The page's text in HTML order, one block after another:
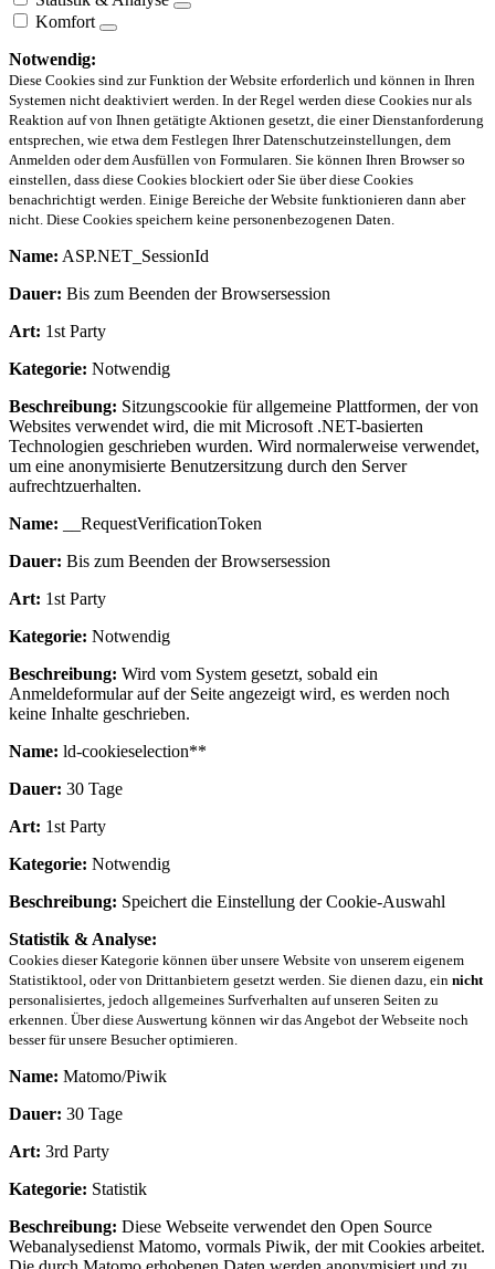
Komfort
Notwendig:
Diese Cookies sind zur Funktion der Website erforderlich und können in Ihren
Systemen nicht deaktiviert werden. In der Regel werden diese Cookies nur als
Reaktion auf von Ihnen getätigte Aktionen gesetzt, die einer Dienstanforderung
entsprechen, wie etwa dem Festlegen Ihrer Datenschutzeinstellungen, dem
Anmelden oder dem Ausfüllen von Formularen. Sie können Ihren Browser so
einstellen, dass diese Cookies blockiert oder Sie über diese Cookies
benachrichtigt werden. Einige Bereiche der Website funktionieren dann aber
nicht. Diese Cookies speichern keine personenbezogenen Daten.
Name: ASP.NET_SessionId
Dauer: Bis zum Beenden der Browsersession
Art: 1st Party
Kategorie: Notwendig
Beschreibung: Sitzungscookie für allgemeine Plattformen, der von
Websites verwendet wird, die mit Microsoft .NET-basierten
Technologien geschrieben wurden. Wird normalerweise verwendet,
um eine anonymisierte Benutzersitzung durch den Server
aufrechtzuerhalten.
Name: __RequestVerificationToken
Dauer: Bis zum Beenden der Browsersession
Art: 1st Party
Kategorie: Notwendig
Beschreibung: Wird vom System gesetzt, sobald ein
Anmeldeformular auf der Seite angezeigt wird, es werden noch
keine Inhalte geschrieben.
Name: ld-cookieselection**
Dauer: 30 Tage
Art: 1st Party
Kategorie: Notwendig
Beschreibung: Speichert die Einstellung der Cookie-Auswahl
Statistik & Analyse:
Cookies dieser Kategorie können über unsere Website von unserem eigenem
Statistiktool, oder von Drittanbietern gesetzt werden. Sie dienen dazu, ein nicht
personalisiertes, jedoch allgemeines Surfverhalten auf unseren Seiten zu
erkennen. Über diese Auswertung können wir das Angebot der Webseite noch
besser für unsere Besucher optimieren.
Name: Matomo/Piwik
Dauer: 30 Tage
Art: 3rd Party
Kategorie: Statistik
Beschreibung: Diese Webseite verwendet den Open Source
Webanalysedienst Matomo, vormals Piwik, der mit Cookies arbeitet.